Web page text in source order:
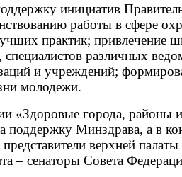
инициатив
работы в сфере
практик; привлечение
специалистов различных
и учреждений;
молодежи.
«Здоровые города, районы и
поддержку Минздрава, а в
верхней палаты
– сенаторы Совета